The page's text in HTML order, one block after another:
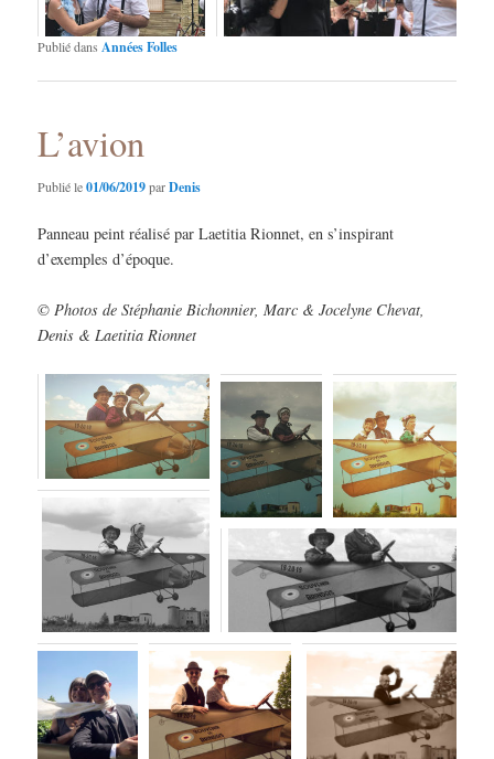
Publié dans Années Folles
L’avion
Publié le01/06/2019parDenis
Panneau peint réalisé par Laetitia Rionnet, en s’inspirant
d’exemples d’époque.
© Photos de Stéphanie Bichonnier, Marc & Jocelyne Chevat,
Denis & Laetitia Rionnet